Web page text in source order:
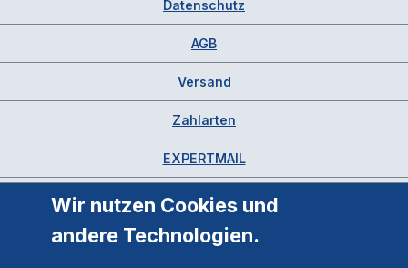
Datenschutz
AGB
Versand
Zahlarten
EXPERTMAIL
Wir nutzen Cookies und
andere Technologien.